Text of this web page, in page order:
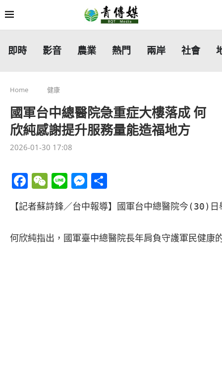
即時 影音 農業 熱門 兩岸 社會
Home 健康
國軍台中總醫院急重症大樓落成 何
欣純感謝提升服務量能造福地方
2026-01-30 17:08
Facebook
WeChat
LineMessenger
享
【記者蘇詩鋒／台中報導】國軍台中總醫院今(30)
何欣純指出，國軍臺中總醫院長年肩負守護軍民健康